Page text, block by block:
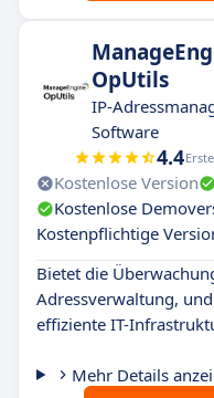
OpUtils
IP-
Software
4.4
Kostenlose Version
Kostenlose
Kostenpflichtige
Bietet die
Adressverwaltung,
effiziente IT-
Mehr Details